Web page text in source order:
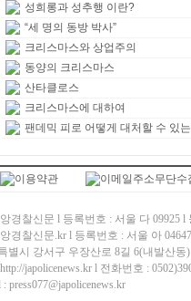
성희롱과 성추행 이란?
“세 명의 동방 박사”
크리스마스와 상업주의
동양의 크리스마스
산타클로스
크리스마스에 대하여
팬데믹 피로 어떻게 대처할 수 있
경찰신문 l 등록번호 : 서울 다 09925 l
경찰신문.kr l 등록번호 : 서울 아
별시 강서구 우장산로 8길 6(내발산동)
japolicenews.kr l 전화번호 :
press077@japolicenews.kr